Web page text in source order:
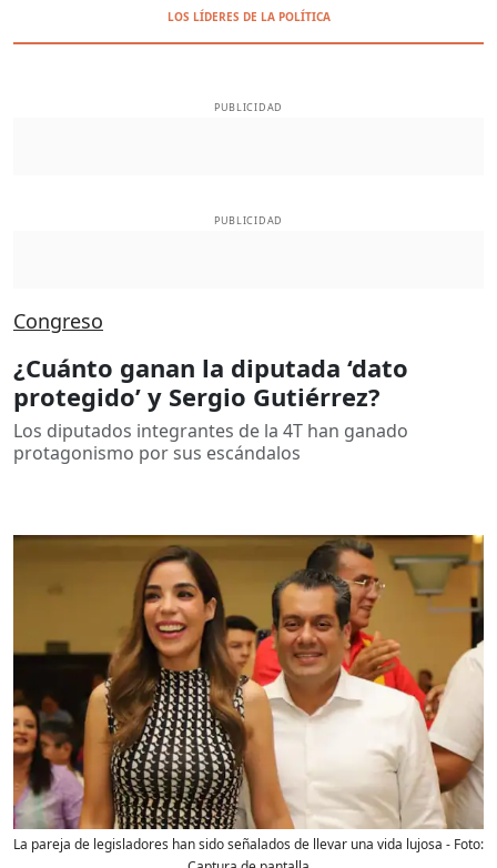
LOS LÍDERES DE LA POLÍTICA
PUBLICIDAD
PUBLICIDAD
Congreso
¿Cuánto ganan la diputada ‘dato
protegido’ y Sergio Gutiérrez?
Los diputados integrantes de la 4T han ganado
protagonismo por sus escándalos
La pareja de legisladores han sido señalados de llevar una vida lujosa - Foto: